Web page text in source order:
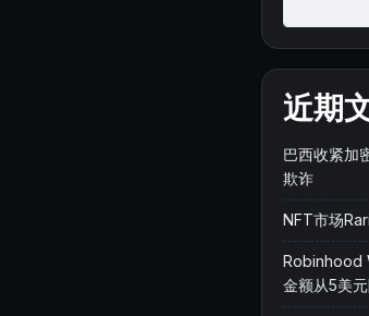
近期
巴西收紧加
欺诈
NFT市场
Robinhood
金额从5美